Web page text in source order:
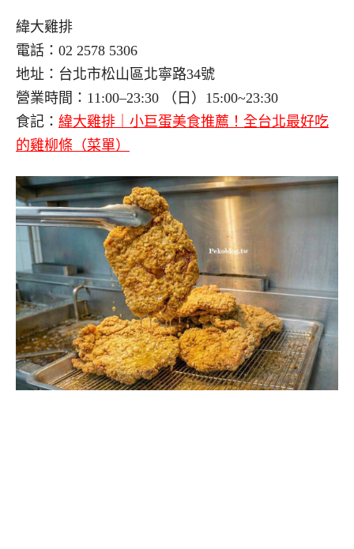
緯大雞排
電話：02 2578 5306
地址：台北市松山區北寧路34號
營業時間：11:00–23:30 （日）15:00~23:30
食記： 緯大雞排｜小巨蛋美食推薦！全台北最好吃
的雞柳條（菜單）